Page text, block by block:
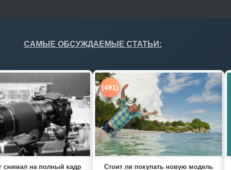
САМЫЕ ОБСУЖДАЕМЫЕ СТАТЬИ:
снимал на полный кадр
(491)
Стоит ли покупать новую модель